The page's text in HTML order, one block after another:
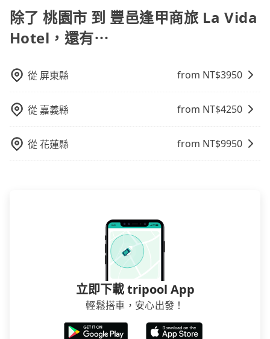
booking@tripool.app聯繫我們，將有專人協助回覆確
認是否能協助安排。
除了 桃園市 到 豐邑逢甲商旅 La Vida
Hotel，還有⋯
從 屏東縣 from NT$3950
從 嘉義縣 from NT$4250
從花蓮縣 from NT$9950
立即下載 tripool App
輕鬆搭車，安心出發！